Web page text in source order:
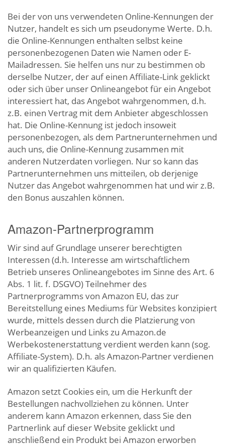
Bei der von uns verwendeten Online-Kennungen der
Nutzer, handelt es sich um pseudonyme Werte. D.h.
die Online-Kennungen enthalten selbst keine
personenbezogenen Daten wie Namen oder E-
Mailadressen. Sie helfen uns nur zu bestimmen ob
derselbe Nutzer, der auf einen Affiliate-Link geklickt
oder sich über unser Onlineangebot für ein Angebot
interessiert hat, das Angebot wahrgenommen, d.h.
z.B. einen Vertrag mit dem Anbieter abgeschlossen
hat. Die Online-Kennung ist jedoch insoweit
personenbezogen, als dem Partnerunternehmen und
auch uns, die Online-Kennung zusammen mit
anderen Nutzerdaten vorliegen. Nur so kann das
Partnerunternehmen uns mitteilen, ob derjenige
Nutzer das Angebot wahrgenommen hat und wir z.B.
den Bonus auszahlen können.
Amazon-Partnerprogramm
Wir sind auf Grundlage unserer berechtigten
Interessen (d.h. Interesse am wirtschaftlichem
Betrieb unseres Onlineangebotes im Sinne des Art. 6
Abs. 1 lit. f. DSGVO) Teilnehmer des
Partnerprogramms von Amazon EU, das zur
Bereitstellung eines Mediums für Websites konzipiert
wurde, mittels dessen durch die Platzierung von
Werbeanzeigen und Links zu Amazon.de
Werbekostenerstattung verdient werden kann (sog.
Affiliate-System). D.h. als Amazon-Partner verdienen
wir an qualifizierten Käufen.
Amazon setzt Cookies ein, um die Herkunft der
Bestellungen nachvollziehen zu können. Unter
anderem kann Amazon erkennen, dass Sie den
Partnerlink auf dieser Website geklickt und
anschließend ein Produkt bei Amazon erworben